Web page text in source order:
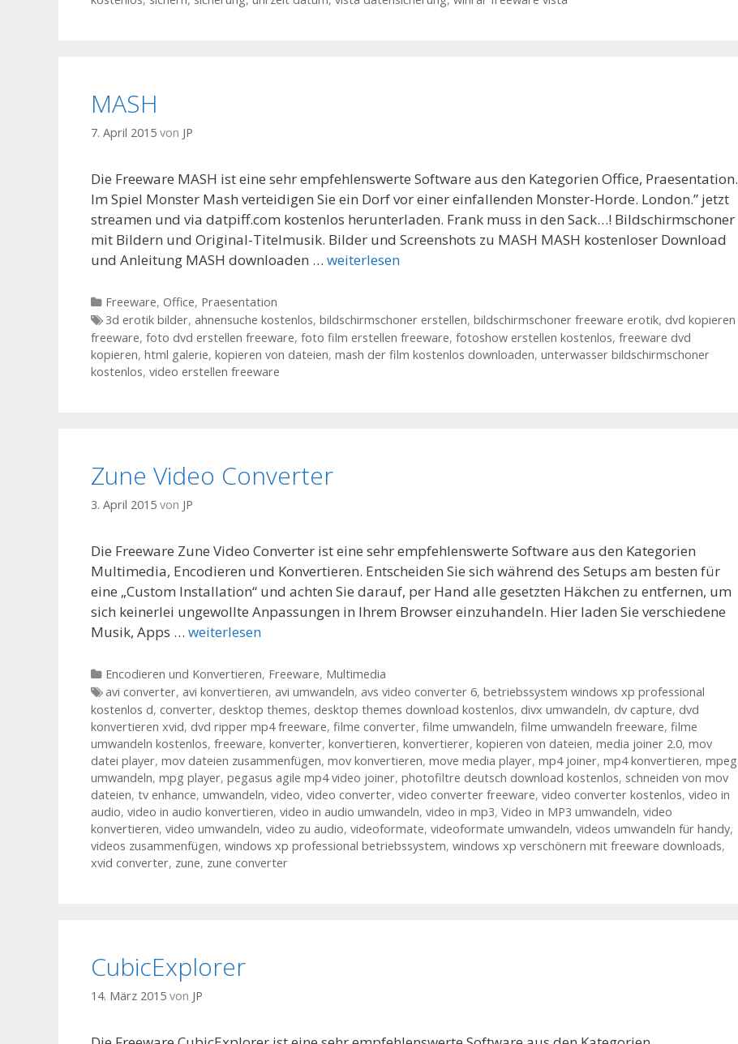
MASH
7. April 2015 von JP
Die Freeware MASH ist eine sehr empfehlenswerte Software aus den Kategorien Office, Praesentation.
Im Spiel Monster Mash verteidigen Sie ein Dorf vor einer einfallenden Monster-Horde. London.” jetzt
streamen und via datpiff.com kostenlos herunterladen. Frank muss in den Sack…! Bildschirmschoner
mit Bildern und Original-Titelmusik. Bilder und Screenshots zu MASH MASH kostenloser Download
und Anleitung MASH downloaden … weiterlesen
Kategorien
Freeware, Office, Praesentation
Tags
3d erotik bilder, ahnensuche kostenlos, bildschirmschoner erstellen, bildschirmschoner freeware erotik, dvd kopieren
freeware, foto dvd erstellen freeware, foto film erstellen freeware, fotoshow erstellen kostenlos, freeware dvd
kopieren, html galerie, kopieren von dateien, mash der film kostenlos downloaden, unterwasser bildschirmschoner
kostenlos, video erstellen freeware
Zune Video Converter
3. April 2015 von JP
Die Freeware Zune Video Converter ist eine sehr empfehlenswerte Software aus den Kategorien
Multimedia, Encodieren und Konvertieren. Entscheiden Sie sich während des Setups am besten für
eine „Custom Installation“ und achten Sie darauf, per Hand alle gesetzten Häkchen zu entfernen, um
sich keinerlei ungewollte Anpassungen in Ihrem Browser einzuhandeln. Hier laden Sie verschiedene
Musik, Apps … weiterlesen
Kategorien
Encodieren und Konvertieren, Freeware, Multimedia
Tags
avi converter, avi konvertieren, avi umwandeln, avs video converter 6, betriebssystem windows xp professional
kostenlos d, converter, desktop themes, desktop themes download kostenlos, divx umwandeln, dv capture, dvd
konvertieren xvid, dvd ripper mp4 freeware, filme converter, filme umwandeln, filme umwandeln freeware, filme
umwandeln kostenlos, freeware, konverter, konvertieren, konvertierer, kopieren von dateien, media joiner 2.0, mov
datei player, mov dateien zusammenfügen, mov konvertieren, move media player, mp4 joiner, mp4 konvertieren, mpeg
umwandeln, mpg player, pegasus agile mp4 video joiner, photofiltre deutsch download kostenlos, schneiden von mov
dateien, tv enhance, umwandeln, video, video converter, video converter freeware, video converter kostenlos, video in
audio, video in audio konvertieren, video in audio umwandeln, video in mp3, Video in MP3 umwandeln, video
konvertieren, video umwandeln, video zu audio, videoformate, videoformate umwandeln, videos umwandeln für handy,
videos zusammenfügen, windows xp professional betriebssystem, windows xp verschönern mit freeware downloads,
xvid converter, zune, zune converter
CubicExplorer
14. März 2015 von JP